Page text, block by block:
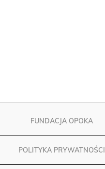
FUNDACJA OPOKA
POLITYKA PRYWATNOŚCI